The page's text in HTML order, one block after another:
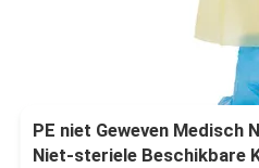
PE niet Geweven Medisch
Niet-steriele Beschikbare